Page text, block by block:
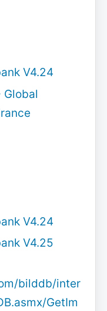
V4.24
V4.24
V4.25
bilddb/inter
GetIm